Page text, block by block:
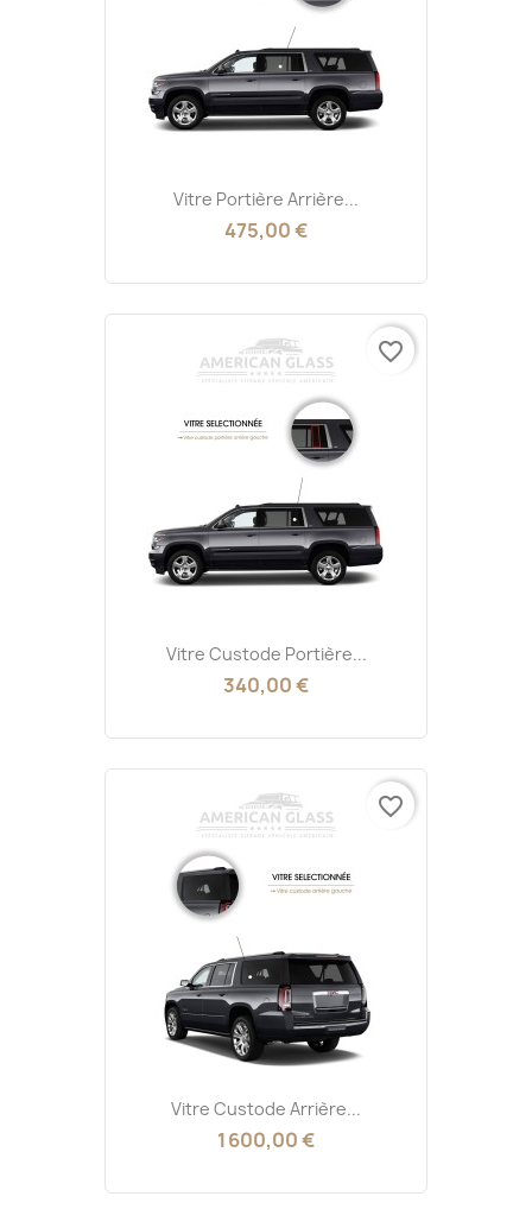
Vitre Portière Arrière...
475,00 €
Vitre Custode Portière...
340,00 €
favorite_border
Vitre Custode Arrière...
1 600,00 €
favorite_border